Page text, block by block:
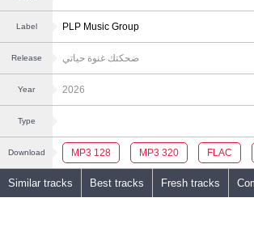
Label PLP Music Group
Release ضحكتك غنوة حياتي
Year 2026
Type
Download MP3 128 MP3 320 FLAC
Similar tracks Best tracks Fresh tracks